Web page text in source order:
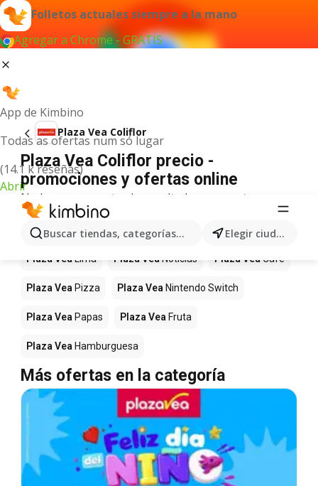
Folletos actuales siempre a la mano
Agregar a Chrome - GRATIS
App de Kimbino
Todas as ofertas num só lugar
(14.1 k reseñas)
Abrir
Buscar tiendas, categorías, productos... Elegir ciudad
Plaza Vea Coliflor
Plaza Vea Coliflor precio -
promociones y ofertas online
No hemos encontrado resultados para este
término.
Más productos en tiendas Plaza Vea
Plaza VeaLima Plaza VeaNoticias Plaza Vea Café
Plaza Vea Pizza Plaza Vea Nintendo Switch
Plaza Vea Papas Plaza Vea Fruta
Plaza Vea Hamburguesa
Más ofertas en la categoría